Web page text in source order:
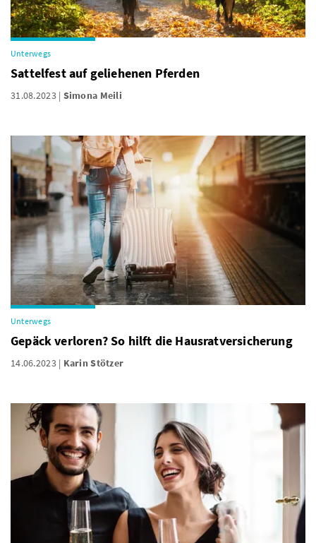
Unterwegs
Sattelfest auf geliehenen Pferden
31.08.2023 Simona Meili
Unterwegs
Gepäck verloren? So hilft die Hausratversicherung
14.06.2023 Karin Stötzer